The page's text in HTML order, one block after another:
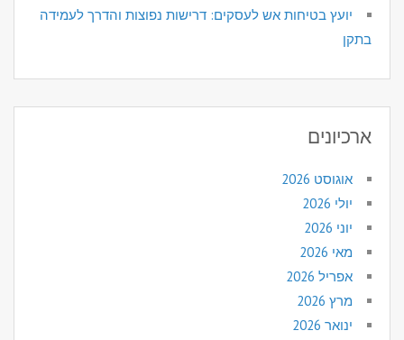
יועץ בטיחות אש לעסקים: דרישות נפוצות והדרך לעמידה
בתקן
ארכיונים
אוגוסט 2026
יולי 2026
יוני 2026
מאי 2026
אפריל 2026
מרץ 2026
ינואר 2026